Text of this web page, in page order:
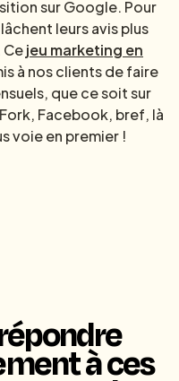
sur Google. Pour
leurs avis plus
Cejeu marketing en
à nos clients de faire
que ce soit sur
Facebook, bref, là
voie en premier !
à ces